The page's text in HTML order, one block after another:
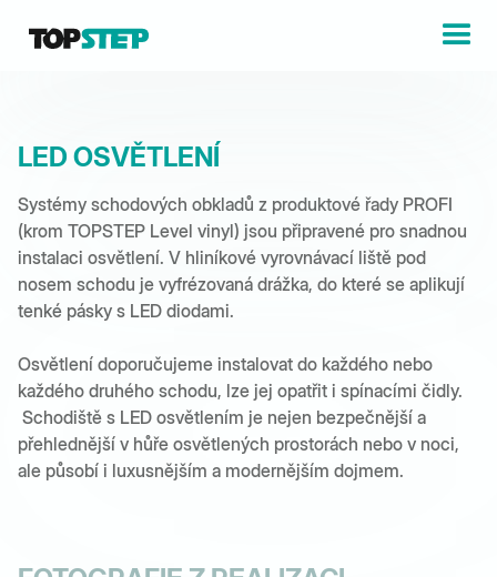
LED OSVĚTLENÍ
Systémy schodových obkladů z produktové řady PROFI
(krom TOPSTEP Level vinyl) jsou připravené pro snadnou
instalaci osvětlení. V hliníkové vyrovnávací liště pod
nosem schodu je vyfrézovaná drážka, do které se aplikují
tenké pásky s LED diodami.
Osvětlení doporučujeme instalovat do každého nebo
každého druhého schodu, lze jej opatřit i spínacími čidly.
Schodiště s LED osvětlením je nejen bezpečnější a
přehlednější v hůře osvětlených prostorách nebo v noci,
ale působí i luxusnějším a modernějším dojmem.